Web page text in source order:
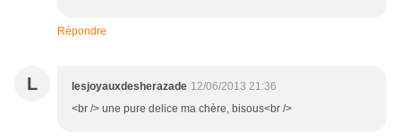
Répondre
L lesjoyauxdesherazade 12/06/2013 21:36
<br /> une pure delice ma chère, bisous<br />